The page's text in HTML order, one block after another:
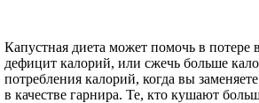
Капустная диета может помочь в потере
дефицит калорий, или сжечь больше
потребления калорий, когда вы
в качестве гарнира. Те, кто кушают